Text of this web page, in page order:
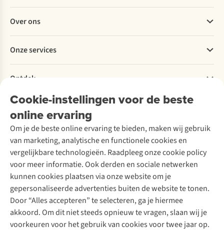
Cookie-instellingen voor de beste
online ervaring
Om je de beste online ervaring te bieden, maken wij gebruik
van marketing, analytische en functionele cookies en
vergelijkbare technologieën. Raadpleeg onze cookie policy
voor meer informatie. Ook derden en sociale netwerken
kunnen cookies plaatsen via onze website om je
gepersonaliseerde advertenties buiten de website te tonen.
Door “Alles accepteren” te selecteren, ga je hiermee
akkoord. Om dit niet steeds opnieuw te vragen, slaan wij je
voorkeuren voor het gebruik van cookies voor twee jaar op.
Bestellen
Betalen
Levering
Retourneren
Bestelling herroepen
Garantie
Contact
Over ons
Explore More
Verantwoord ondernemen
Over Ayacucho
Onze winkels
Over A.S.Adventure
Toegankelijkheidsverklaring
Onze services
Ski-onderhoud
Wasservice
Schoenonderhoud
Schoenherstelling
Kledingherstelling
Retouches
Voor bedrijven
Ontdek
A.S.Magazine
Podcast
Explore Academy
Explore Camp
Gear Check
Inspiratie & advies
Meld je aan voor de nieuwsbrief
Follow us